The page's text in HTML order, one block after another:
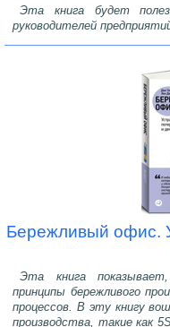
Эта книга будет
руководителей
Бережливый офис.
Эта книга
принципы бережливого
процессов. В эту книгу
производства, такие как